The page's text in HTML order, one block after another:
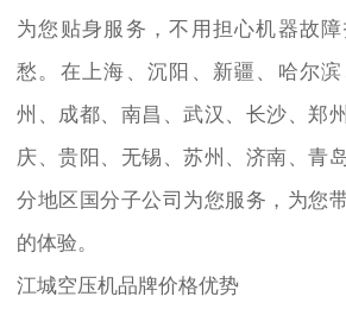
为您贴身服务，不用担心机器故
愁。在上海、沉阳、新疆、哈尔
州、成都、南昌、武汉、长沙、郑
庆、贵阳、无锡、苏州、济南、青
分地区国分子公司为您服务，为您
的体验。
江城空压机品牌价格优势